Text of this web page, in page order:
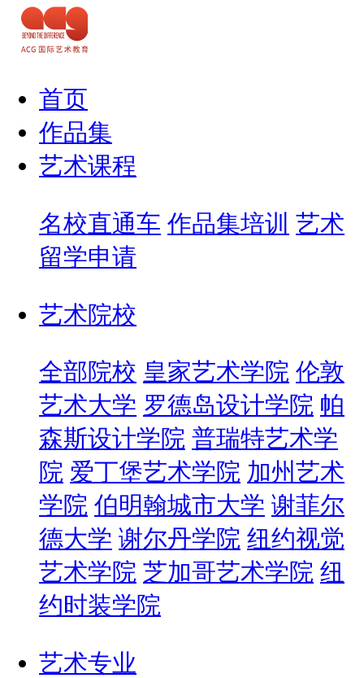
首页
作品集
艺术课程
名校直通车 作品集培训 艺术
留学申请
艺术院校
全部院校 皇家艺术学院 伦敦
艺术大学 罗德岛设计学院 帕
森斯设计学院 普瑞特艺术学
院 爱丁堡艺术学院 加州艺术
学院 伯明翰城市大学 谢菲尔
德大学 谢尔丹学院 纽约视觉
艺术学院 芝加哥艺术学院 纽
约时装学院
艺术专业